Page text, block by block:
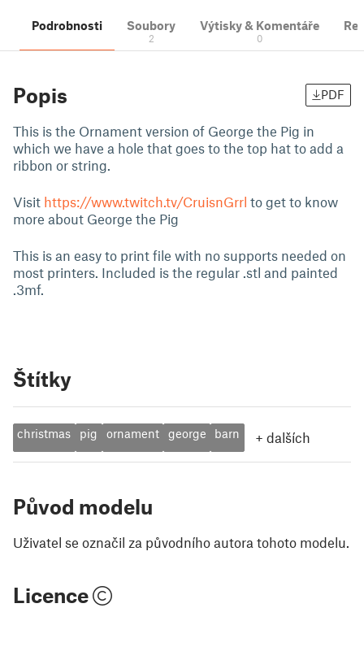
Podrobnosti Soubory
2
Výtisky & Komentáře
0
Popis PDF
This is the Ornament version of George the Pig in
which we have a hole that goes to the top hat to add a
ribbon or string.
Visit https://www.twitch.tv/CruisnGrrl to get to know
more about George the Pig
This is an easy to print file with no supports needed on
most printers. Included is the regular .stl and painted
.3mf.
Štítky
christmas pig ornament george barn + dalších
Původ modelu
Uživatel se označil za původního autora tohoto modelu.
Licence